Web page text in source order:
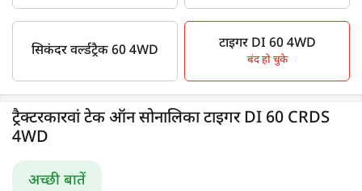
सिकंदर वर्ल्डट्रैक 60 4WD टाइगर DI 60 4WD
बंद हो चुके
ट्रैक्टरकारवां टेक ऑन सोनालिका टाइगर DI 60 CRDS
4WD
अच्छी बातें